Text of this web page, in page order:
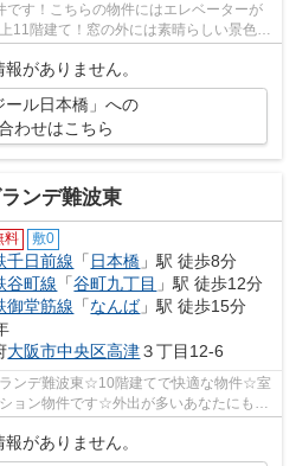
す！こちらの物件にはエレベーターが
11階建て！窓の外には素晴らしい景色が
がありません。
ール日本橋」への
わせはこちら
ンデ難波東
料 敷0
千日前線 「 日本橋 」駅 徒歩8分
谷町線 「谷町九丁目 」駅 徒歩12分
御堂筋線 「なんば」駅 徒歩15分
大阪市中央区高津３丁目12-6
ンデ難波東☆10階建てで快適な物件☆室
ョン物件です☆外出が多いあなたにもピ
疲れな...
がありません。